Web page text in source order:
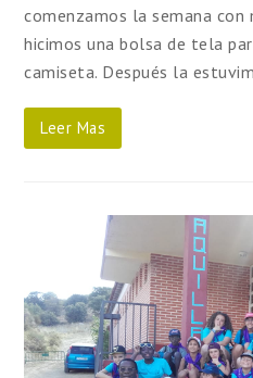
comenzamos la semana con
hicimos una bolsa de tela
camiseta. Después la
Leer Mas